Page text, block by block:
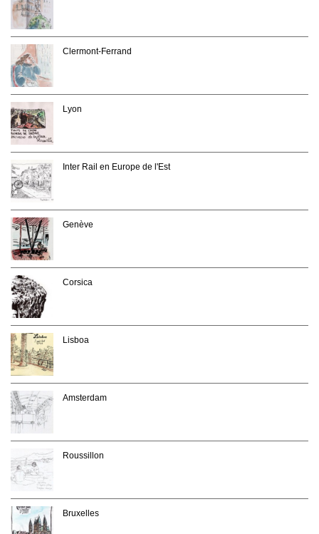
Clermont-Ferrand
Lyon
Inter Rail en Europe de l'Est
Genève
Corsica
Lisboa
Amsterdam
Roussillon
Bruxelles